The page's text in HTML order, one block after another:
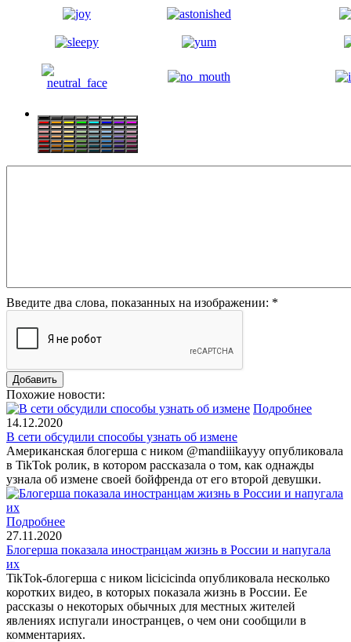
Введите два слова, показанных на изображении: *
Похожие новости:
Подробнее
14.12.2020
В сети обсудили способы узнать об измене
Американская блогерша с ником @mandiiikayyy опубликовала
в TikTok ролик, в котором рассказала о том, как однажды
узнала об измене своей бойфренда от его второй девушки.
Подробнее
27.11.2020
Блогерша показала иностранцам жизнь в России и напугала
их
TikTok-блогерша с ником licicicinda опубликовала несколько
коротких видео, в которых показала жизнь в России. Ее
рассказы о некоторых обычных для местных жителей
явлениях испугали иностранцев, о чем они сообщили в
комментариях.